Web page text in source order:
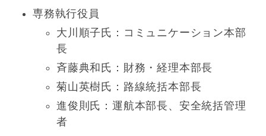
専務執行役員
大川順子氏：コミュニケーション本部
長
斉藤典和氏：財務・経理本部長
菊山英樹氏：路線統括本部長
進俊則氏：運航本部長、安全統括管理
者